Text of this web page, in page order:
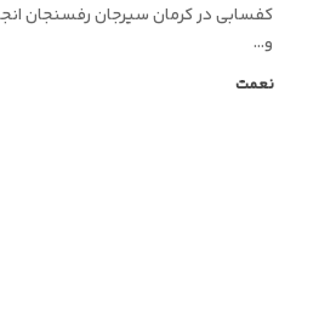
کفسابی در کرمان سیرجان رفسنجان
و…
نعمت